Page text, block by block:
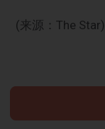
(来源：The Star)